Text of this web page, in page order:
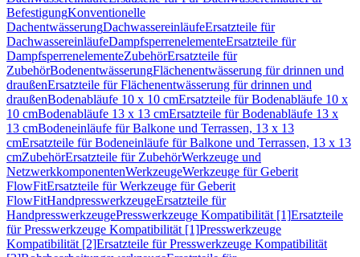
BefestigungKonventionelle
DachentwässerungDachwassereinläufeErsatzteile für
DachwassereinläufeDampfsperrenelementeErsatzteile für
DampfsperrenelementeZubehörErsatzteile für
ZubehörBodenentwässerungFlächenentwässerung für drinnen und
draußenErsatzteile für Flächenentwässerung für drinnen und
draußenBodenabläufe 10 x 10 cmErsatzteile für Bodenabläufe 10 x
10 cmBodenabläufe 13 x 13 cmErsatzteile für Bodenabläufe 13 x
13 cmBodeneinläufe für Balkone und Terrassen, 13 x 13
cmErsatzteile für Bodeneinläufe für Balkone und Terrassen, 13 x 13
cmZubehörErsatzteile für ZubehörWerkzeuge und
NetzwerkkomponentenWerkzeugeWerkzeuge für Geberit
FlowFitErsatzteile für Werkzeuge für Geberit
FlowFitHandpresswerkzeugeErsatzteile für
HandpresswerkzeugePresswerkzeuge Kompatibilität [1]Ersatzteile
für Presswerkzeuge Kompatibilität [1]Presswerkzeuge
Kompatibilität [2]Ersatzteile für Presswerkzeuge Kompatibilität